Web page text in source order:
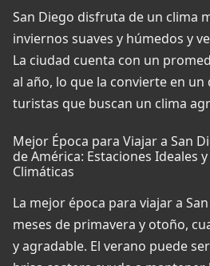
San Diego disfruta de un clima
inviernos suaves y húmedos y
La ciudad cuenta con un
al año, lo que la convierte en
turistas que buscan un clima
Mejor Época para Viajar a San
de América: Estaciones Ideales
Climáticas
La mejor época para viajar a
meses de primavera y otoño,
y agradable. El verano puede